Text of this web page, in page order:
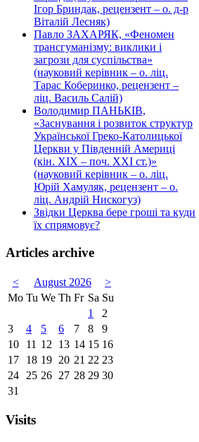
Ігор Бриндак, рецензент – о. д-р
Віталій Лесняк)
Павло ЗАХАРЯК, «Феномен
трансгуманізму: виклики і
загрози для суспільства»
(науковий керівник – о. ліц.
Тарас Коберинко, рецензент –
ліц. Василь Салій)
Володимир ПАНЬКІВ,
«Заснування і розвиток структур
Української Греко-Католицької
Церкви у Південній Америці
(кін. ХІХ – поч. ХХІ ст.)»
(науковий керівник – о. ліц.
Юрій Хамуляк, рецензент – о.
ліц. Андрій Нискогуз)
Звідки Церква бере гроші та куди
їх спрямовує?
Articles archive
< August 2026
>
Mo Tu We Th Fr Sa Su
1
2
3
4 5 6 7 8
9
10
11 12 13 14 15 16
17
18 19 20 21 22 23
24
25 26 27 28 29 30
31
Visits